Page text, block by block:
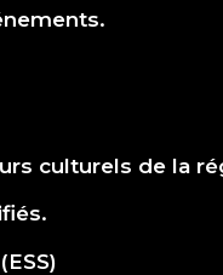
culturels de la